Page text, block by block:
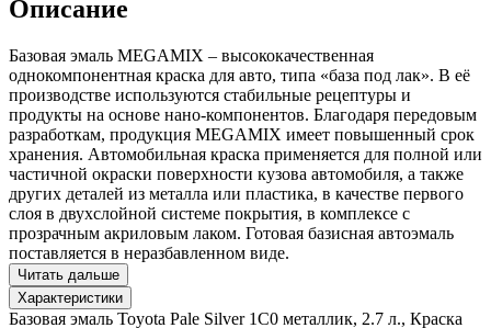
Описание
Базовая эмаль MEGAMIX – высококачественная
однокомпонентная краска для авто, типа «база под лак». В её
производстве используются стабильные рецептуры и
продукты на основе нано-компонентов. Благодаря передовым
разработкам, продукция MEGAMIX имеет повышенный срок
хранения. Автомобильная краска применяется для полной или
частичной окраски поверхности кузова автомобиля, а также
других деталей из металла или пластика, в качестве первого
слоя в двухслойной системе покрытия, в комплексе с
прозрачным акриловым лаком. Готовая базисная автоэмаль
поставляется в неразбавленном виде.
Читать дальше
Характеристики
Базовая эмаль Toyota Pale Silver 1C0 металлик, 2.7 л., Краска